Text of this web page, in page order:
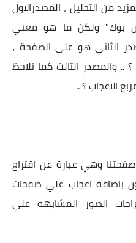
من التحليل ، المصدرالاول
بوك" ولكن ما هو معني
الثاني هو علي الصفحة ،
.. والمصدر الثالث كما تلاحظ
الاعجاب ؟ ..
وهي عبارة عن اقتراح
باضافة اعجاب علي صفحات
الصور المشابهه علي